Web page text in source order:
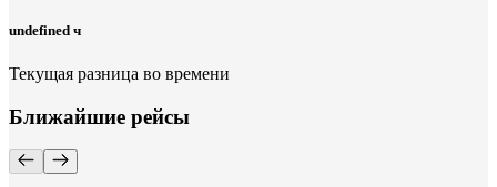
undefined ч
Текущая разница во времени
Ближайшие рейсы